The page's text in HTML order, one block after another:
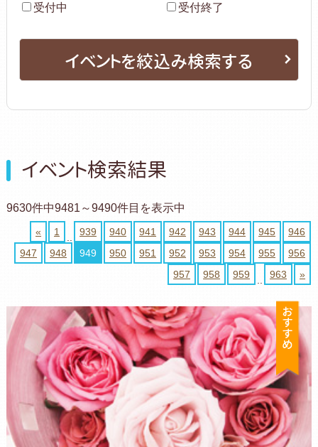
受付中 受付終了
イベントを絞込み検索する
イベント検索結果
9630件中9481～9490件目を表示中
« 1 939 940 941 942 943 944 945
946
947
948 949 950 951 952 953 954 955
956
957
958 959 963 »
お